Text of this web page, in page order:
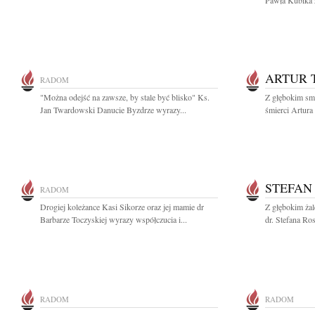
RADOM
"Można odejść na zawsze, by stale być blisko" Ks.
Jan Twardowski Danucie Byzdrze wyrazy...
ARTUR
Z głębokim
śmierci Artura
RADOM
Drogiej koleżance Kasi Sikorze oraz jej mamie dr
Barbarze Toczyskiej wyrazy współczucia i...
Z głębokim
dr. Stefana
RADOM RADOM